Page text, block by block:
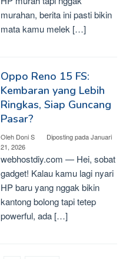
murahan, berita ini pasti bikin
mata kamu melek […]
Oppo Reno 15 FS:
Kembaran yang Lebih
Ringkas, Siap Guncang
Pasar?
Oleh Doni S Diposting padaJanuari
21, 2026
webhostdiy.com — Hei, sobat
gadget! Kalau kamu lagi nyari
HP baru yang nggak bikin
kantong bolong tapi tetep
powerful, ada […]